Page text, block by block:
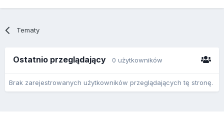
Tematy
Ostatnio przeglądający 0 użytkowników
Brak zarejestrowanych użytkowników przeglądających tę stronę.